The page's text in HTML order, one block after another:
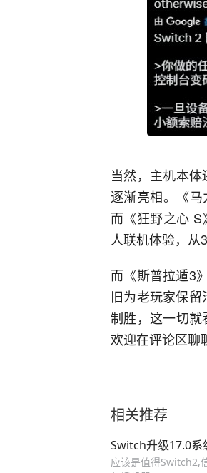
当然，主机本
逐渐亮相。《马
而《狂野之心 S
人联机体验，从
而《斯普拉遁3
旧为老玩家保
制胜，这一切就
欢迎在评论区聊
相关推荐
Switch升级17.0系
应该是值得Switch2,